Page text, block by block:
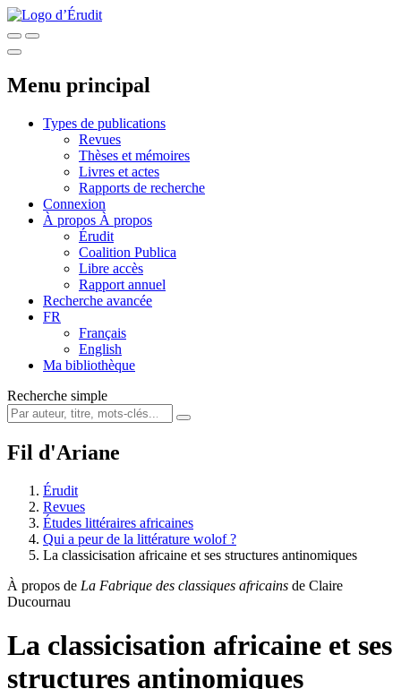
Menu principal
Types de publications
Revues
Thèses et mémoires
Livres et actes
Rapports de recherche
Connexion
À propos À propos
Érudit
Coalition Publica
Libre accès
Rapport annuel
Recherche avancée
FR
Français
English
Ma bibliothèque
Recherche simple
Fil d'Ariane
Érudit
Revues
Études littéraires africaines
Qui a peur de la littérature wolof ?
La classicisation africaine et ses structures antinomiques
À propos de La Fabrique des classiques africains de Claire
Ducournau
La classicisation africaine et ses
structures antinomiques